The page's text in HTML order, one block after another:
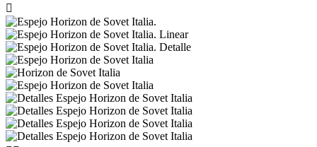
